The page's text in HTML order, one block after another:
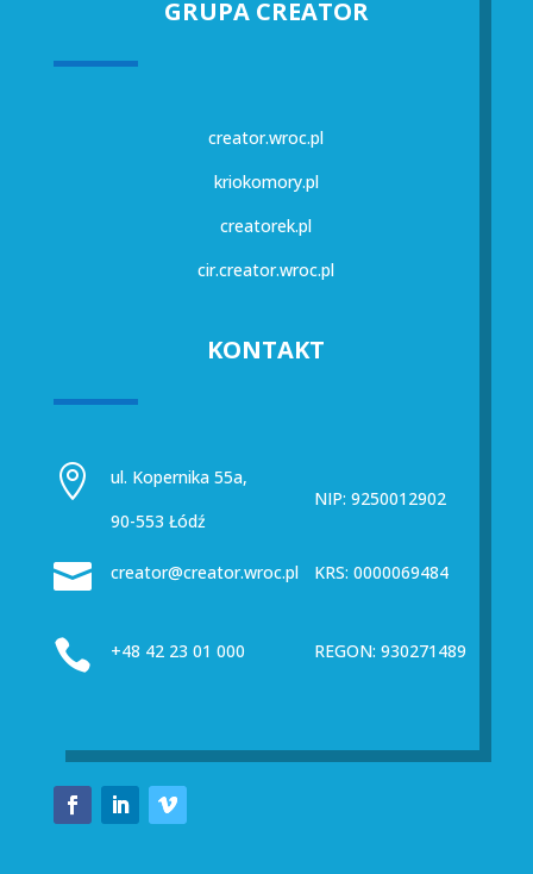
GRUPA CREATOR
creator.wroc.pl
kriokomory.pl
creatorek.pl
cir.creator.wroc.pl
KONTAKT

ul. Kopernika 55a,
90-553 Łódź
NIP: 9250012902
 creator@creator.wroc.pl KRS: 0000069484
 +48 42 23 01 000 REGON: 930271489